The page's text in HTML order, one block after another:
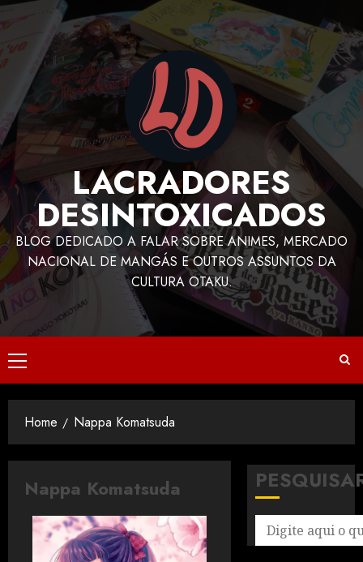
LACRADORES
DESINTOXICADOS
BLOG DEDICADO A FALAR SOBRE ANIMES, MERCADO
NACIONAL DE MANGÁS E OUTROS ASSUNTOS DA
CULTURA OTAKU.
Home Nappa Komatsuda
Nappa Komatsuda